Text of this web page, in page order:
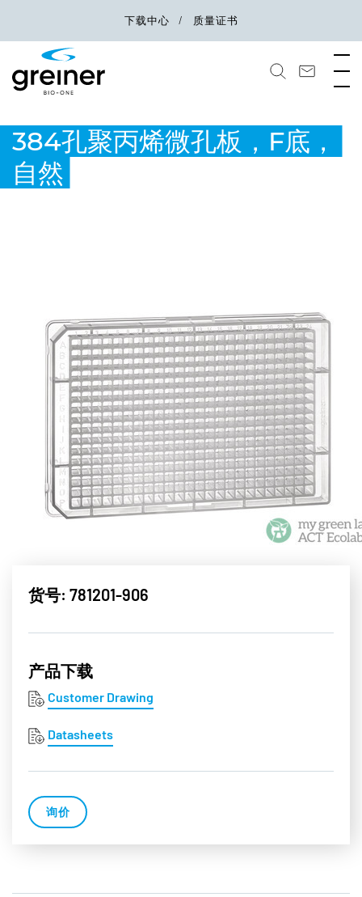
下载中心 质量证书
384孔聚丙烯微孔板，F底，
自然
货号: 781201-906
产品下载
Customer Drawing
Datasheets
询价